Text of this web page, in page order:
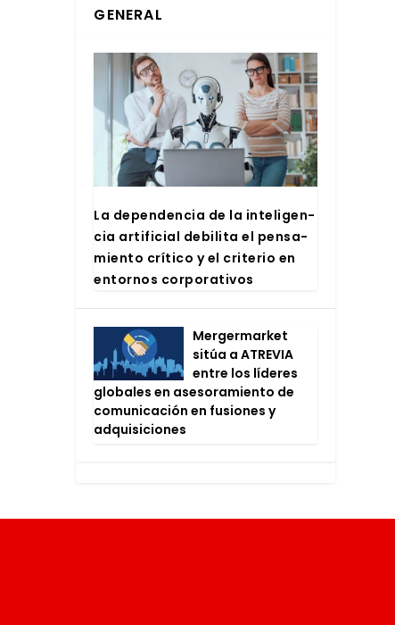
GENERAL
La depen­den­cia de la inte­li­gen­
cia arti­fi­cial debi­li­ta el pen­sa­
mien­to crí­ti­co y el cri­te­rio en
entor­nos cor­po­ra­ti­vos
Mer­ger­mar­ket
sitúa a ATRE­VIA
entre los líde­res
glo­ba­les en ase­so­ra­mien­to de
comu­ni­ca­ción en fusio­nes y
adqui­si­cio­nes